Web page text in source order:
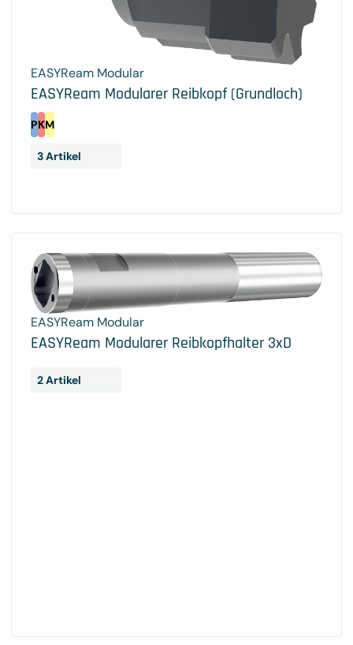
EASYReam Modular
EASYReam Modularer Reibkopf (Grundloch)
PKM
3 Artikel
EASYReam Modular
EASYReam Modularer Reibkopfhalter 3xD
2 Artikel